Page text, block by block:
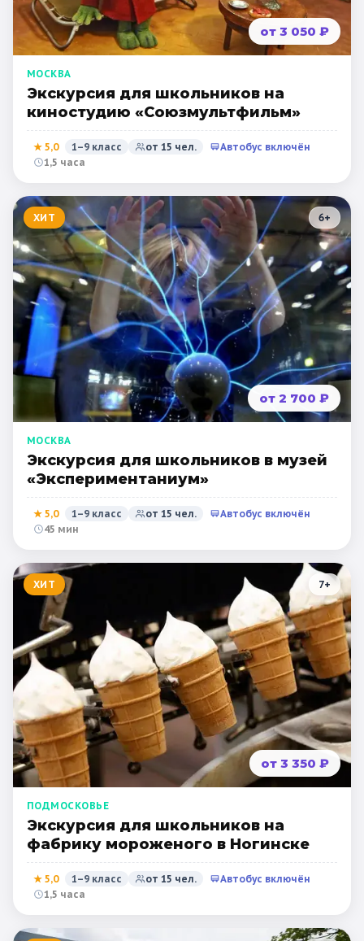
от 3 050 ₽
МОСКВА
Экскурсия для школьников на
киностудию «Союзмультфильм»
★ 5,0 1–9 класс от 15 чел.
Автобус включён
1,5 часа
ХИТ 6+
от 2 700 ₽
МОСКВА
Экскурсия для школьников в музей
«Экспериментаниум»
★ 5,0 1–9 класс от 15 чел.
Автобус включён
45 мин
ХИТ 7+
от 3 350 ₽
ПОДМОСКОВЬЕ
Экскурсия для школьников на
фабрику мороженого в Ногинске
★ 5,0 1–9 класс от 15 чел.
Автобус включён
1,5 часа